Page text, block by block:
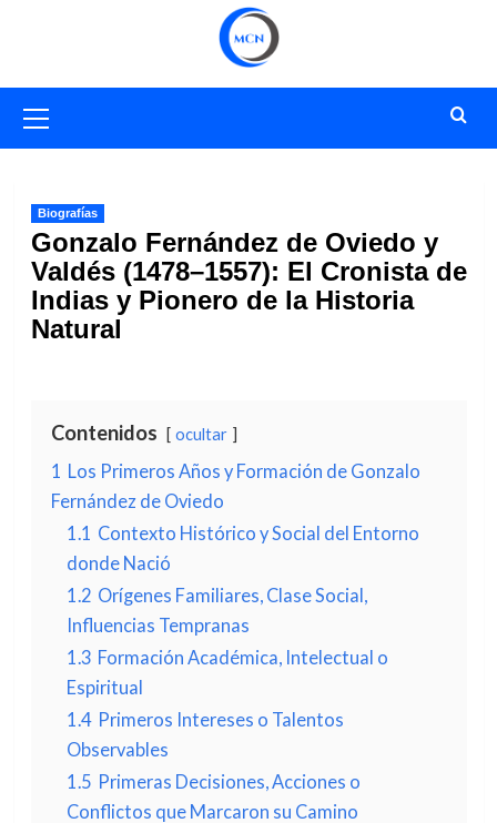
primario
Biografías
Gonzalo Fernández de Oviedo y
Valdés (1478–1557): El Cronista de
Indias y Pionero de la Historia
Natural
Contenidos ocultar
1 Los Primeros Años y Formación de Gonzalo
Fernández de Oviedo
1.1 Contexto Histórico y Social del Entorno
donde Nació
1.2 Orígenes Familiares, Clase Social,
Influencias Tempranas
1.3 Formación Académica, Intelectual o
Espiritual
1.4 Primeros Intereses o Talentos
Observables
1.5 Primeras Decisiones, Acciones o
Conflictos que Marcaron su Camino